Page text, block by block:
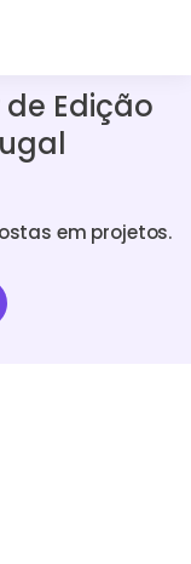
Edição
em projetos.